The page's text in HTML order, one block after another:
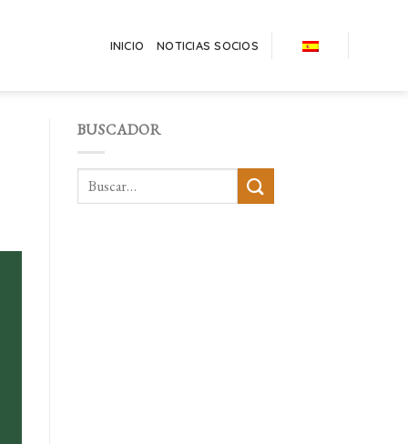
INICIO NOTICIAS SOCIOS
BUSCADOR